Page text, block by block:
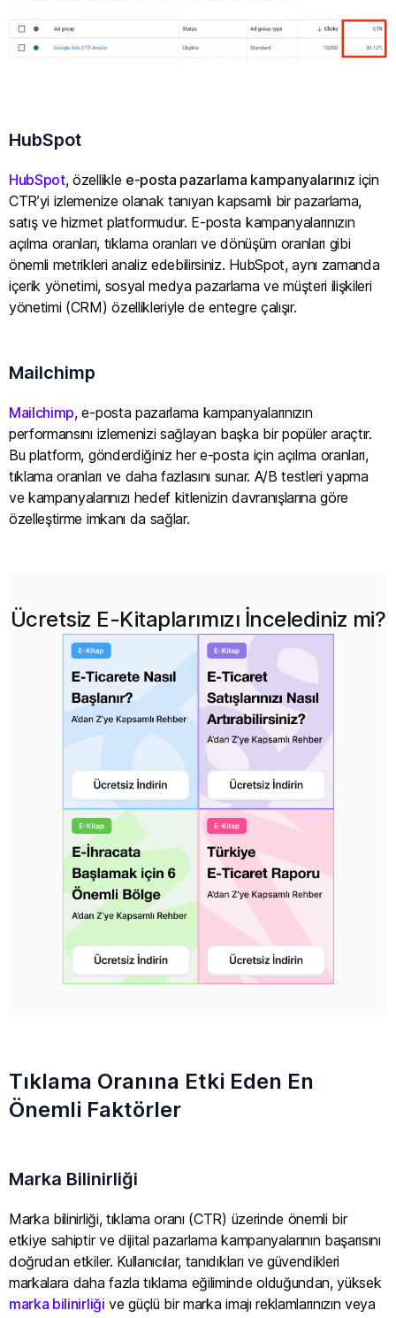
HubSpot
HubSpot, özellikle e-posta pazarlama kampanyalarınız için
CTR’yi izlemenize olanak tanıyan kapsamlı bir pazarlama,
satış ve hizmet platformudur. E-posta kampanyalarınızın
açılma oranları, tıklama oranları ve dönüşüm oranları gibi
önemli metrikleri analiz edebilirsiniz. HubSpot, aynı zamanda
içerik yönetimi, sosyal medya pazarlama ve müşteri ilişkileri
yönetimi (CRM) özellikleriyle de entegre çalışır.
Mailchimp
Mailchimp, e-posta pazarlama kampanyalarınızın
performansını izlemenizi sağlayan başka bir popüler araçtır.
Bu platform, gönderdiğiniz her e-posta için açılma oranları,
tıklama oranları ve daha fazlasını sunar. A/B testleri yapma
ve kampanyalarınızı hedef kitlenizin davranışlarına göre
özelleştirme imkanı da sağlar.
Ücretsiz E-Kitaplarımızı İncelediniz mi?
Tıklama Oranına Etki Eden En
Önemli Faktörler
Marka Bilinirliği
Marka bilinirliği, tıklama oranı (CTR) üzerinde önemli bir
etkiye sahiptir ve dijital pazarlama kampanyalarının başarısını
doğrudan etkiler. Kullanıcılar, tanıdıkları ve güvendikleri
markalara daha fazla tıklama eğiliminde olduğundan, yüksek
marka bilinirliği ve güçlü bir marka imajı reklamlarınızın veya